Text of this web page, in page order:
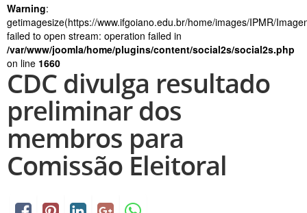
Warning:
getimagesize(https://www.ifgoiano.edu.br/home/images/IPMR/
failed to open stream: operation failed in
/var/www/joomla/home/plugins/content/social2s/social2s.php
on line 1660
CDC divulga resultado
preliminar dos
membros para
Comissão Eleitoral